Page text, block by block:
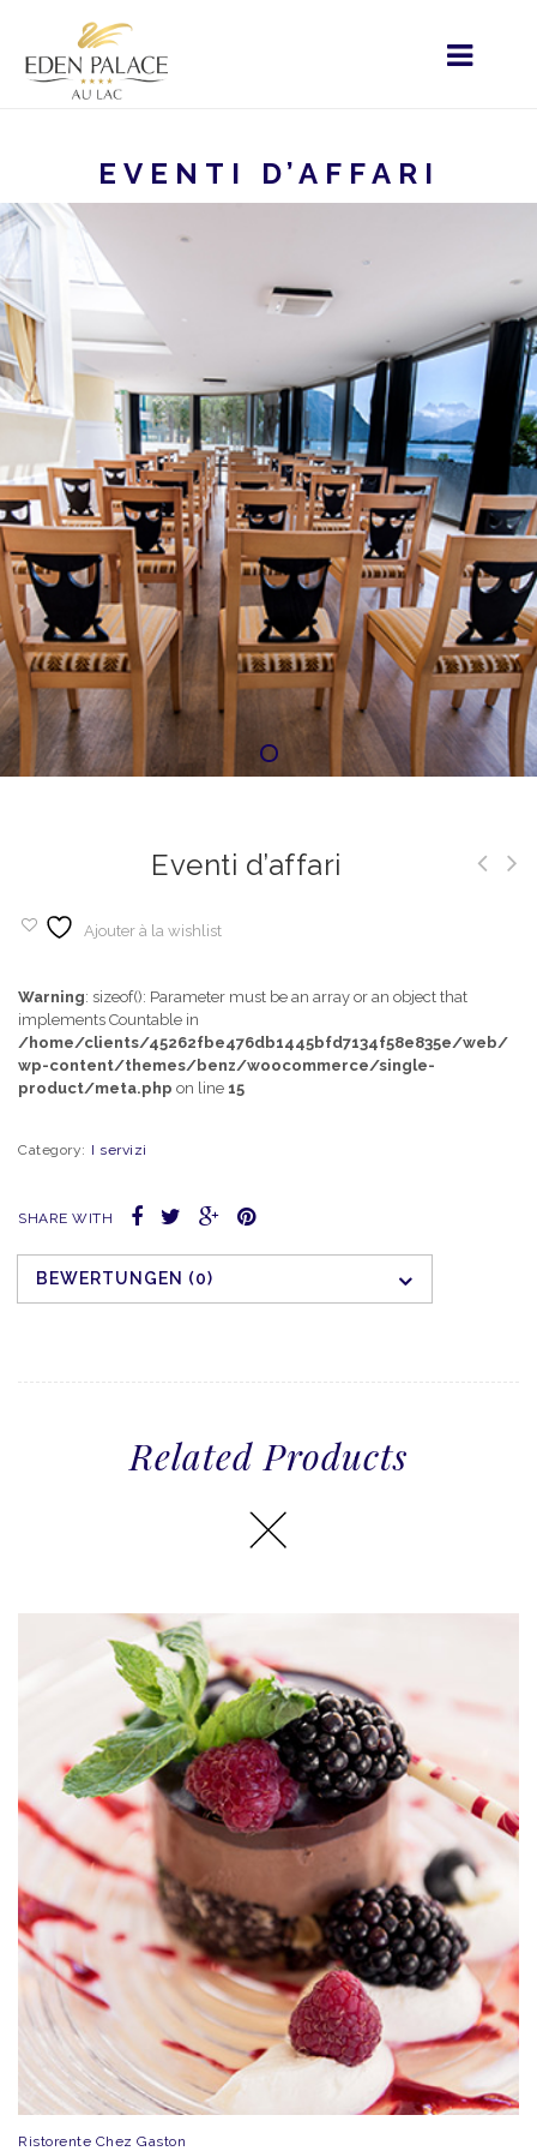
EVENTI D’AFFARI
STARTSEITE
Eventi d’affari
Ajouter à la wishlist
Warning: sizeof(): Parameter must be an array or an object that
implements Countable in
/home/clients/45262fbe476db1445bfd7134f58e835e/web/
wp-content/themes/benz/woocommerce/single-
product/meta.php on line 15
Category: I servizi
SHARE WITH
BEWERTUNGEN (0)
Related Products
Ristorente Chez Gaston